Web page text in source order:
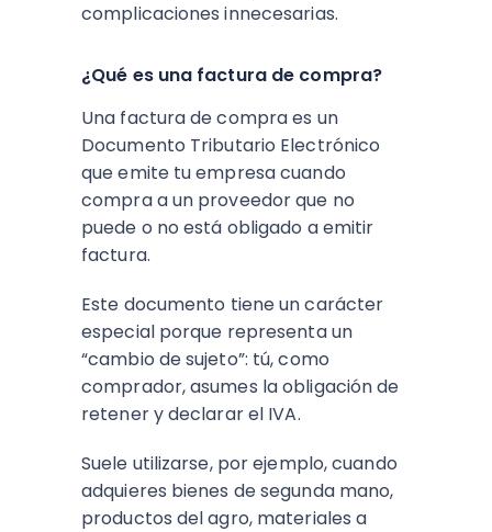
complicaciones innecesarias.
¿Qué es una factura de compra?
Una factura de compra es un
Documento Tributario Electrónico
que emite tu empresa cuando
compra a un proveedor que no
puede o no está obligado a emitir
factura.
Este documento tiene un carácter
especial porque representa un
“cambio de sujeto”: tú, como
comprador, asumes la obligación de
retener y declarar el IVA.
Suele utilizarse, por ejemplo, cuando
adquieres bienes de segunda mano,
productos del agro, materiales a